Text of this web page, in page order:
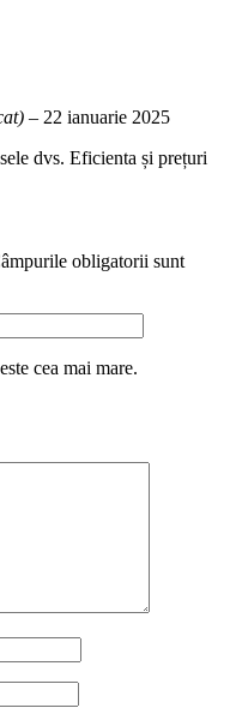
– 22 ianuarie 2025
dvs. Eficienta și prețuri
obligatorii sunt
cea mai mare.